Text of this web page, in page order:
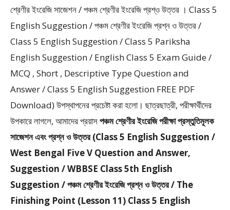
শ্রেণীর ইংরেজি সাজেশন / পঞ্চম শ্রেণীর ইংরেজি প্রশ্ও উত্তর । Class 5
English Suggestion / পঞ্চম শ্রেণীর ইংরেজি প্রশ্ন ও উত্তর /
Class 5 English Suggestion / Class 5 Pariksha
English Suggestion / English Class 5 Exam Guide /
MCQ , Short , Descriptive Type Question and
Answer / Class 5 English Suggestion FREE PDF
Download) উপস্থাপনের প্রচেষ্টা করা হলাে। ছাত্রছাত্রী, পরীক্ষার্থীদের
উপকারে লাগলে, আমাদের প্রয়াসপঞ্চম শ্রেণীর ইংরেজি পরীক্ষা প্রস্তুতিমূলক
সাজেশন এবং প্রশ্ন ও উত্তর (Class 5 English Suggestion /
West Bengal Five V Question and Answer,
Suggestion / WBBSE Class 5th English
Suggestion / পঞ্চম শ্রেণীর ইংরেজি প্রশ্ন ও উত্তর / The
Finishing Point (Lesson 11) Class 5 English